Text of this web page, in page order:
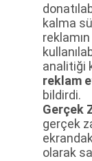
BIR
TEKLIF
ISTEĞI
kalma
analitiği
reklam
bildirdi.
Gerçek
gerçek
olarak